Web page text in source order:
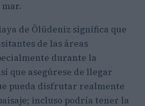
de Ölüdeniz significa que
de las áreas
durante la
que asegúrese de llegar
pueda disfrutar realmente
incluso podría tener la